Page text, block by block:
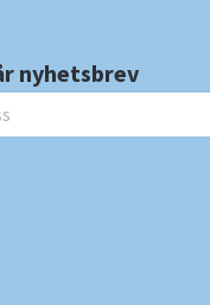
nyhetsbrev